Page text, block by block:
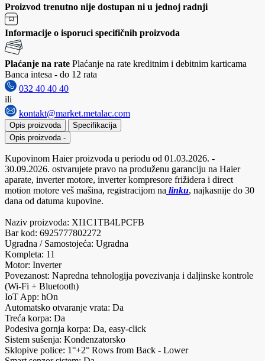
Proizvod trenutno nije dostupan ni u jednoj radnji
Informacije o isporuci specifičnih proizvoda
Plaćanje na rate Plaćanje na rate kreditnim i debitnim karticama
Banca intesa - do 12 rata
032 40 40 40
ili
kontakt@market.metalac.com
Opis proizvoda
Specifikacija
Opis proizvoda -
Kupovinom Haier proizvoda u periodu od 01.03.2026. -
30.09.2026. ostvarujete pravo na produženu garanciju na Haier
aparate, inverter motore, inverter kompresore frižidera i direct
motion motore veš mašina, registracijom na linku, najkasnije do 30
dana od datuma kupovine.
Naziv proizvoda: XI1C1TB4LPCFB
Bar kod: 6925777802272
Ugradna / Samostojeća: Ugradna
Kompleta: 11
Motor: Inverter
Povezanost: Napredna tehnologija povezivanja i daljinske kontrole
(Wi-Fi + Bluetooth)
IoT App: hOn
Automatsko otvaranje vrata: Da
Treća korpa: Da
Podesiva gornja korpa: Da, easy-click
Sistem sušenja: Kondenzatorsko
Sklopive police: 1°+2° Rows from Back - Lower